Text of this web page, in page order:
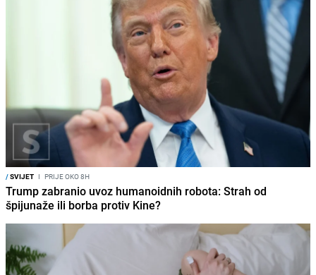
/SVIJET I PRIJE OKO 8H
Trump zabranio uvoz humanoidnih robota: Strah od
špijunaže ili borba protiv Kine?